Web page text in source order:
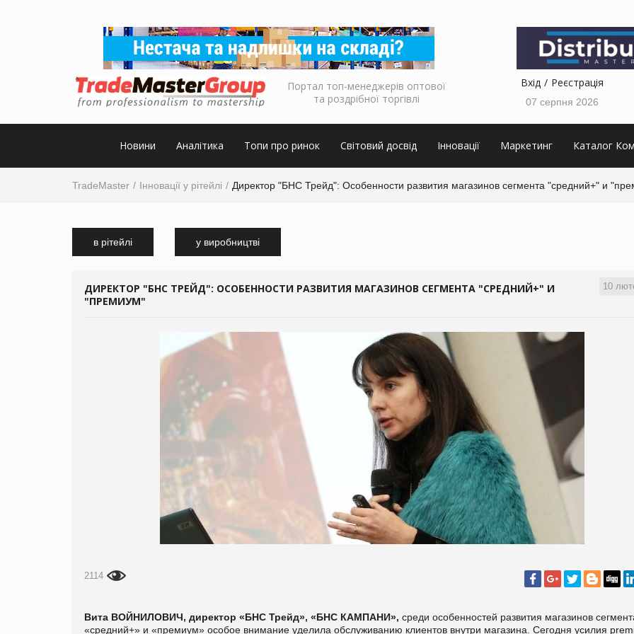
Портал топ-менеджерів оптової
та роздрібної торгівлі
Вхід Реєстрація
07 серпня 2026
Новини Аналітика Топи про ринок Світовий досвід Інновації Маркетинг Каталог
TradeMaster Інновації у рітейлі Директор "БНС Трейд": Особенности развития магазинов сегмента "средний+" и
в рітейлі у виробництві
10
ДИРЕКТОР "БНС ТРЕЙД": ОСОБЕННОСТИ РАЗВИТИЯ МАГАЗИНОВ СЕГМЕНТА "СРЕДНИЙ+" И
"ПРЕМИУМ"
2114
Вита ВОЙНИЛОВИЧ, директор «БНС Трейд», «БНС КАМПАНИ», среди особенностей развития магазинов
«средний+» и «премиум» особое внимание уделила обслуживанию клиентов внутри магазина. Сегодня усилия